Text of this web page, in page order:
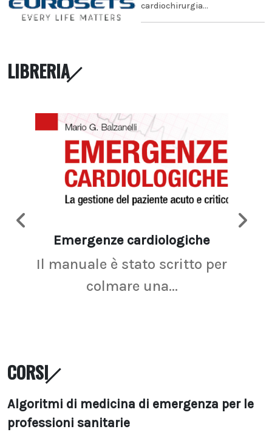
cardiochirurgia...
LIBRERIA
Emergenze cardiologiche
Il manuale è stato scritto per
colmare una...
CORSI
Algoritmi di medicina di emergenza per le
professioni sanitarie